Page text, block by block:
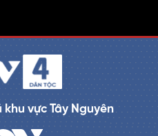
vực Tây Nguyên